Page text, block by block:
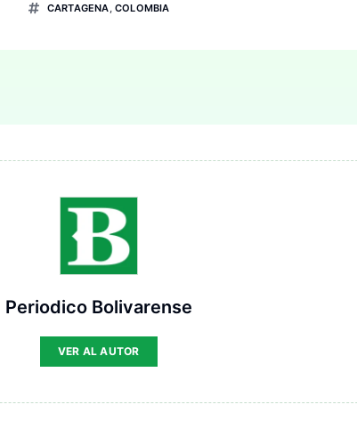
CARTAGENA,COLOMBIA
Periodico Bolivarense
VER AL AUTOR